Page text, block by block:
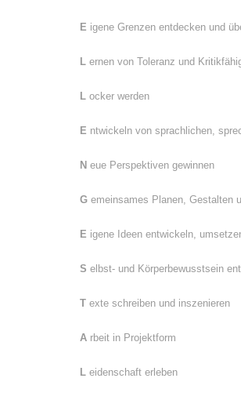
E igene Grenzen entdecken und
L ernen von Toleranz und
L ocker werden
E ntwickeln von sprachlichen,
N eue Perspektiven gewinnen
G emeinsames Planen, Gestalten
E igene Ideen entwickeln,
S elbst- und Körperbewusstsein
T exte schreiben und inszenieren
A rbeit in Projektform
L eidenschaft erleben